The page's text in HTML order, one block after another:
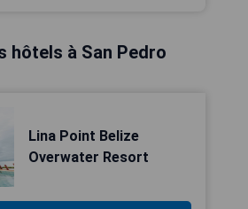
hôtels à San Pedro
Lina Point Belize
Overwater Resort